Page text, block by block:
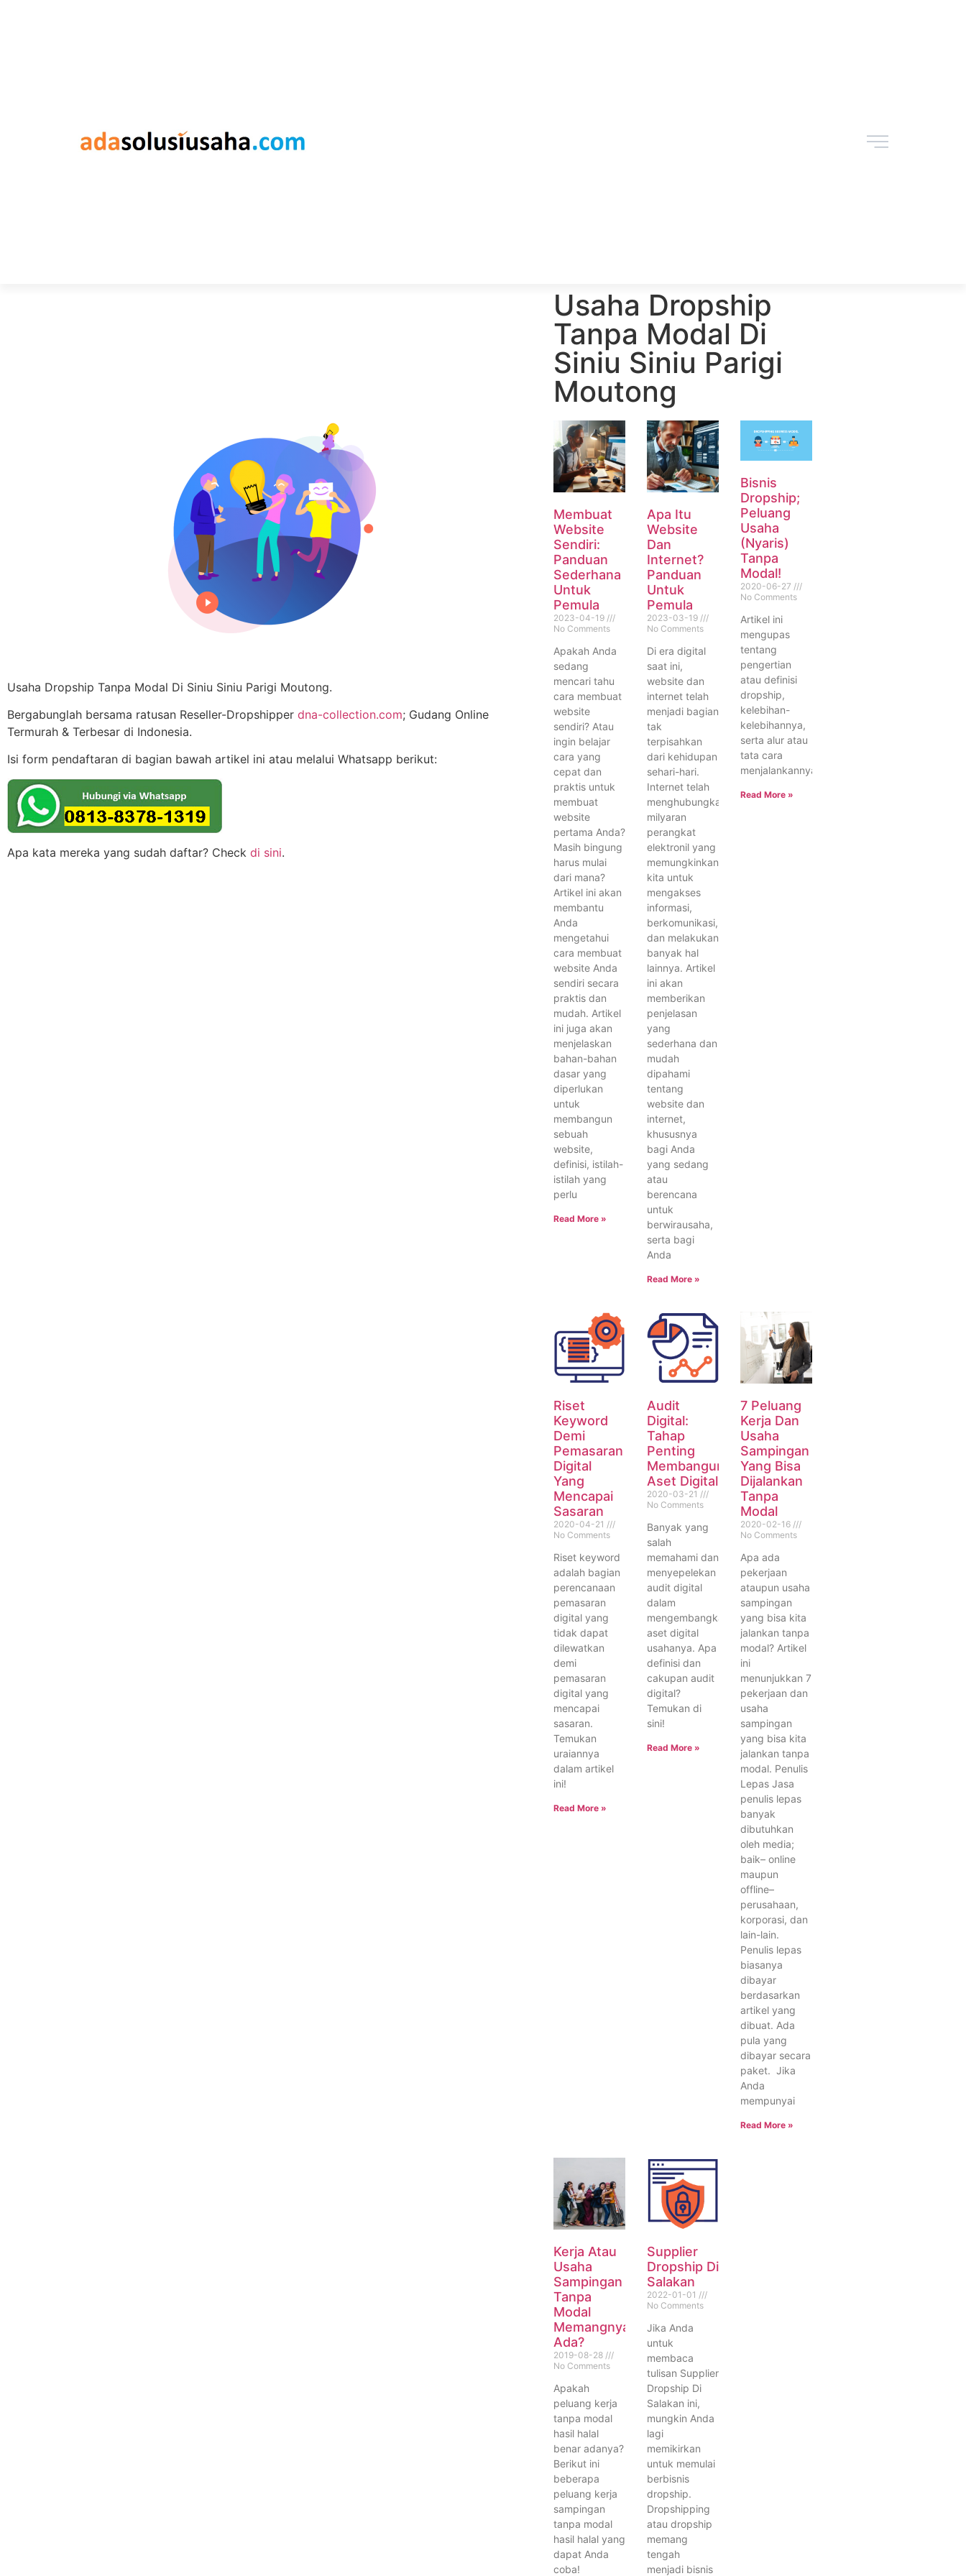
Usaha Dropship
Tanpa Modal Di
Siniu Siniu Parigi
Moutong
Usaha Dropship Tanpa Modal Di Siniu Siniu Parigi Moutong.
Bergabunglah bersama ratusan Reseller-Dropshipper dna-collection.com; Gudang Online
Termurah & Terbesar di Indonesia.
Isi form pendaftaran di bagian bawah artikel ini atau melalui Whatsapp berikut:
Apa kata mereka yang sudah daftar? Check di sini.
Membuat
Website
Sendiri:
Panduan
Sederhana
Untuk
Pemula
2023-04-19
No Comments
Apakah Anda
sedang
mencari tahu
cara membuat
website
sendiri? Atau
ingin belajar
cara yang
cepat dan
praktis untuk
membuat
website
pertama Anda?
Masih bingung
harus mulai
dari mana?
Artikel ini akan
membantu
Anda
mengetahui
cara membuat
website Anda
sendiri secara
praktis dan
mudah. Artikel
ini juga akan
menjelaskan
bahan-bahan
dasar yang
diperlukan
untuk
membangun
sebuah
website,
definisi, istilah-
istilah yang
perlu
Read More »
Apa Itu
Website
Dan
Internet?
Panduan
Untuk
Pemula
2023-03-19
No Comments
Di era digital
saat ini,
website dan
internet telah
menjadi bagian
tak
terpisahkan
dari kehidupan
sehari-hari.
Internet telah
menghubungkan
milyaran
perangkat
elektronil yang
memungkinkan
kita untuk
mengakses
informasi,
berkomunikasi,
dan melakukan
banyak hal
lainnya. Artikel
ini akan
memberikan
penjelasan
yang
sederhana dan
mudah
dipahami
tentang
website dan
internet,
khususnya
bagi Anda
yang sedang
atau
berencana
untuk
berwirausaha,
serta bagi
Anda
Read More »
Bisnis
Dropship;
Peluang
Usaha
(Nyaris)
Tanpa
Modal!
2020-06-27
No Comments
Artikel ini
mengupas
tentang
pengertian
atau definisi
dropship,
kelebihan-
kelebihannya,
serta alur atau
tata cara
menjalankannya.
Read More »
Riset
Keyword
Demi
Pemasaran
Digital
Yang
Mencapai
Sasaran
2020-04-21
No Comments
Riset keyword
adalah bagian
perencanaan
pemasaran
digital yang
tidak dapat
dilewatkan
demi
pemasaran
digital yang
mencapai
sasaran.
Temukan
uraiannya
dalam artikel
ini!
Read More »
Audit
Digital:
Tahap
Penting
Membangun
Aset Digital
2020-03-21
No Comments
Banyak yang
salah
memahami dan
menyepelekan
audit digital
dalam
mengembangkan
aset digital
usahanya. Apa
definisi dan
cakupan audit
digital?
Temukan di
sini!
Read More »
7 Peluang
Kerja Dan
Usaha
Sampingan
Yang Bisa
Dijalankan
Tanpa
Modal
2020-02-16
No Comments
Apa ada
pekerjaan
ataupun usaha
sampingan
yang bisa kita
jalankan tanpa
modal? Artikel
ini
menunjukkan 7
pekerjaan dan
usaha
sampingan
yang bisa kita
jalankan tanpa
modal. Penulis
Lepas Jasa
penulis lepas
banyak
dibutuhkan
oleh media;
baik– online
maupun
offline–
perusahaan,
korporasi, dan
lain-lain.
Penulis lepas
biasanya
dibayar
berdasarkan
artikel yang
dibuat. Ada
pula yang
dibayar secara
paket. Jika
Anda
mempunyai
Read More »
Kerja Atau
Usaha
Sampingan
Tanpa
Modal
Memangnya
Ada?
2019-08-28
No Comments
Apakah
peluang kerja
tanpa modal
hasil halal
benar adanya?
Berikut ini
beberapa
peluang kerja
sampingan
tanpa modal
hasil halal yang
dapat Anda
coba!
Supplier
Dropship Di
Salakan
2022-01-01
No Comments
Jika Anda
untuk
membaca
tulisan Supplier
Dropship Di
Salakan ini,
mungkin Anda
lagi
memikirkan
untuk memulai
berbisnis
dropship.
Dropshipping
atau dropship
memang
tengah
menjadi bisnis